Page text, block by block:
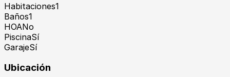
Habitaciones1
Baños1
HOANo
PiscinaSí
GarajeSí
Ubicación